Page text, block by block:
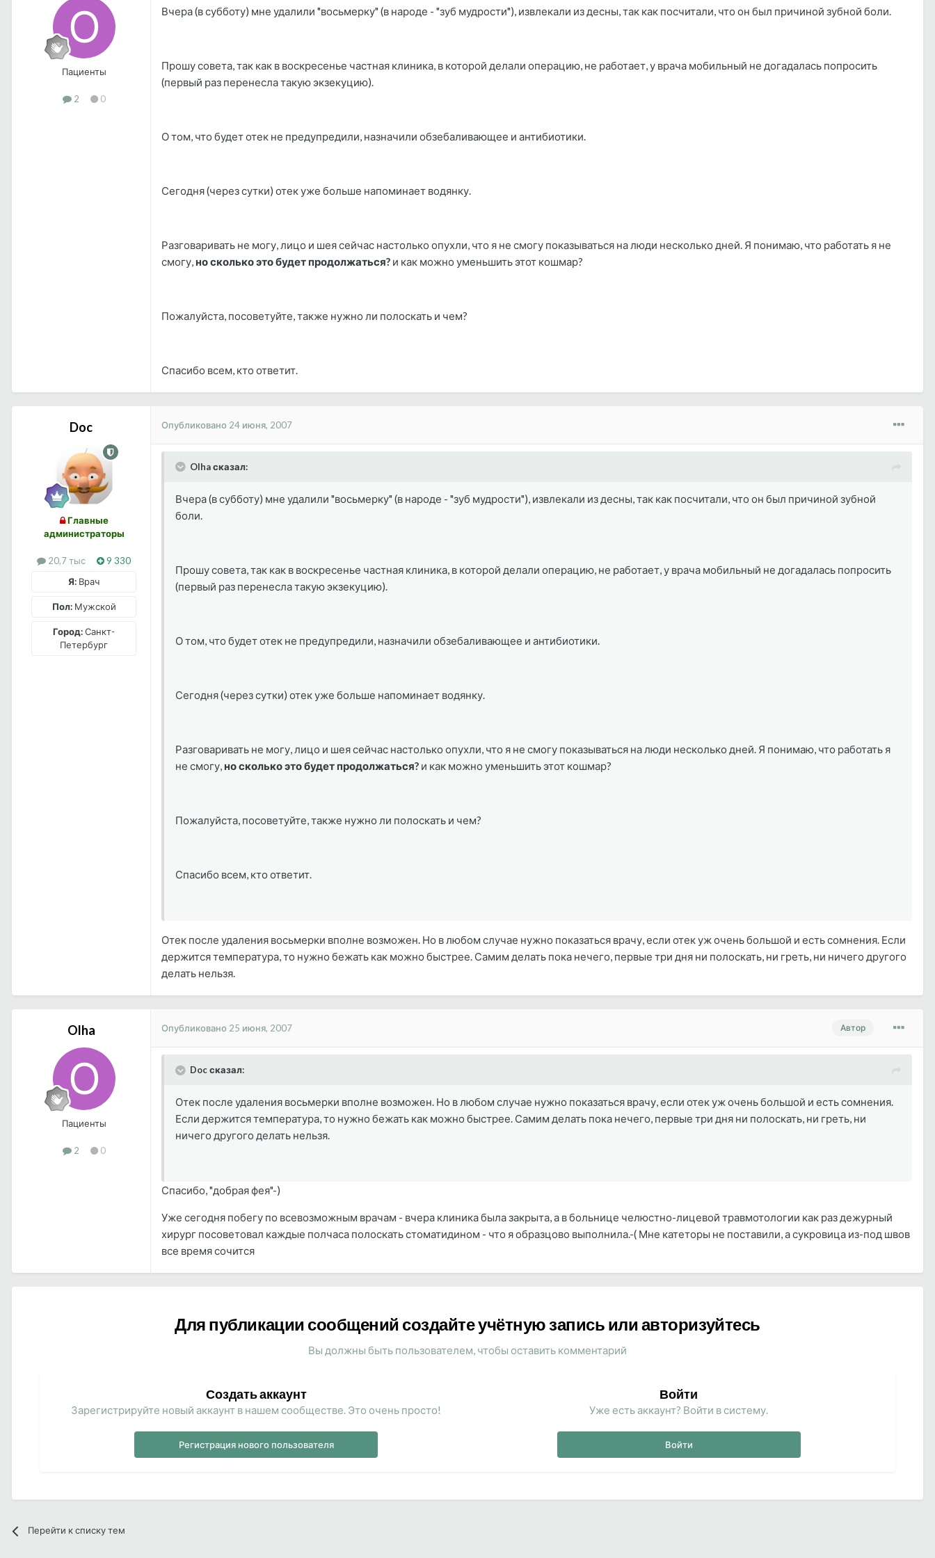
Пациенты
2 0
Вчера (в субботу) мне удалили "восьмерку" (в народе - "зуб мудрости"), извлекали из десны, так как посчитали, что он был причиной зубной боли.
Прошу совета, так как в воскресенье частная клиника, в которой делали операцию, не работает, у врача мобильный не догадалась попросить
(первый раз перенесла такую экзекуцию).
О том, что будет отек не предупредили, назначили обзебаливающее и антибиотики.
Сегодня (через сутки) отек уже больше напоминает водянку.
Разговаривать не могу, лицо и шея сейчас настолько опухли, что я не смогу показываться на люди несколько дней. Я понимаю, что работать я не
смогу, но сколько это будет продолжаться? и как можно уменьшить этот кошмар?
Пожалуйста, посоветуйте, также нужно ли полоскать и чем?
Спасибо всем, кто ответит.
Doc
Главные
администраторы
20,7 тыс
9 330
Я: Врач
Пол:Мужской
Город:Санкт-
Петербург
Опубликовано 24 июня, 2007
Olha сказал:
Вчера (в субботу) мне удалили "восьмерку" (в народе - "зуб мудрости"), извлекали из десны, так как посчитали, что он был причиной зубной
боли.
Прошу совета, так как в воскресенье частная клиника, в которой делали операцию, не работает, у врача мобильный не догадалась попросить
(первый раз перенесла такую экзекуцию).
О том, что будет отек не предупредили, назначили обзебаливающее и антибиотики.
Сегодня (через сутки) отек уже больше напоминает водянку.
Разговаривать не могу, лицо и шея сейчас настолько опухли, что я не смогу показываться на люди несколько дней. Я понимаю, что работать я
не смогу, но сколько это будет продолжаться? и как можно уменьшить этот кошмар?
Пожалуйста, посоветуйте, также нужно ли полоскать и чем?
Спасибо всем, кто ответит.
Отек после удаления восьмерки вполне возможен. Но в любом случае нужно показаться врачу, если отек уж очень большой и есть сомнения. Если
держится температура, то нужно бежать как можно быстрее. Самим делать пока нечего, первые три дня ни полоскать, ни греть, ни ничего другого
делать нельзя.
Olha
Пациенты
2 0
Автор
Опубликовано 25 июня, 2007
Doc сказал:
Отек после удаления восьмерки вполне возможен. Но в любом случае нужно показаться врачу, если отек уж очень большой и есть сомнения.
Если держится температура, то нужно бежать как можно быстрее. Самим делать пока нечего, первые три дня ни полоскать, ни греть, ни
ничего другого делать нельзя.
Спасибо, "добрая фея"-)
Уже сегодня побегу по всевозможным врачам - вчера клиника была закрыта, а в больнице челюстно-лицевой травмотологии как раз дежурный
хирург посоветовал каждые полчаса полоскать стоматидином - что я образцово выполнила.-( Мне катеторы не поставили, а сукровица из-под швов
все время сочится
Для публикации сообщений создайте учётную запись или авторизуйтесь
Вы должны быть пользователем, чтобы оставить комментарий
Создать аккаунт
Зарегистрируйте новый аккаунт в нашем сообществе. Это очень просто!
Регистрация нового пользователя
Войти
Уже есть аккаунт? Войти в систему.
Войти
Перейти к списку тем